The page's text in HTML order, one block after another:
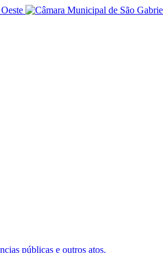
públicas e outros atos.